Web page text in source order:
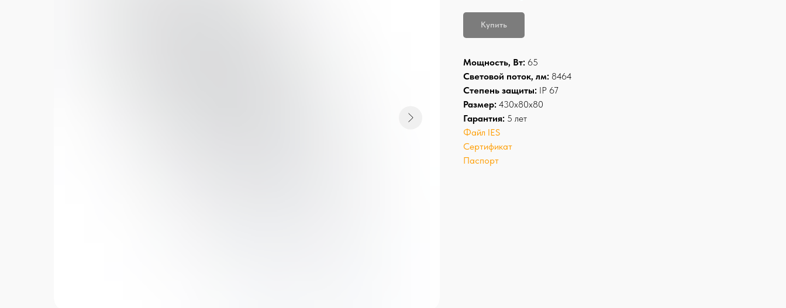
Купить
Мощность, Вт: 65
Световой поток, лм: 8464
Степень защиты: IP 67
Размер: 430x80x80
Гарантия: 5 лет
Файл IES
Сертификат
Паспорт